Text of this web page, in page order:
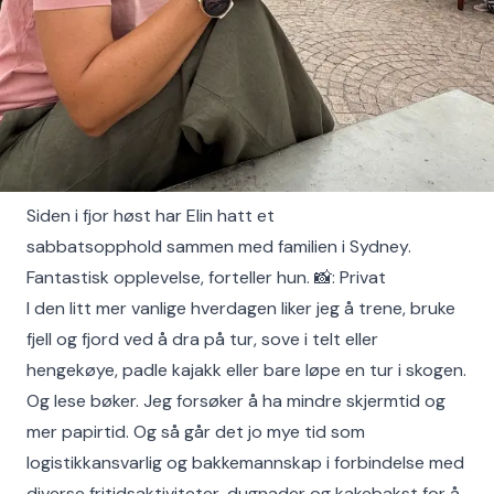
Siden i fjor høst har Elin hatt et
sabbatsopphold sammen med familien i Sydney.
Fantastisk opplevelse, forteller hun. 📸: Privat
I den litt mer vanlige hverdagen liker jeg å trene, bruke
fjell og fjord ved å dra på tur, sove i telt eller
hengekøye, padle kajakk eller bare løpe en tur i skogen.
Og lese bøker. Jeg forsøker å ha mindre skjermtid og
mer papirtid. Og så går det jo mye tid som
logistikkansvarlig og bakkemannskap i forbindelse med